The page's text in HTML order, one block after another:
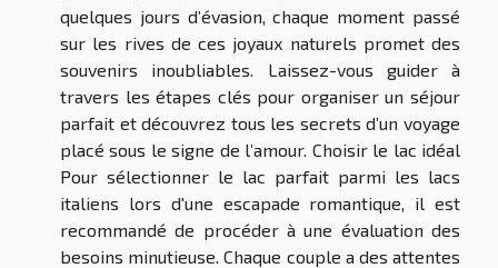
quelques jours d’évasion, chaque moment passé
sur les rives de ces joyaux naturels promet des
souvenirs inoubliables. Laissez-vous guider à
travers les étapes clés pour organiser un séjour
parfait et découvrez tous les secrets d’un voyage
placé sous le signe de l’amour. Choisir le lac idéal
Pour sélectionner le lac parfait parmi les lacs
italiens lors d'une escapade romantique, il est
recommandé de procéder à une évaluation des
besoins minutieuse. Chaque couple a des attentes